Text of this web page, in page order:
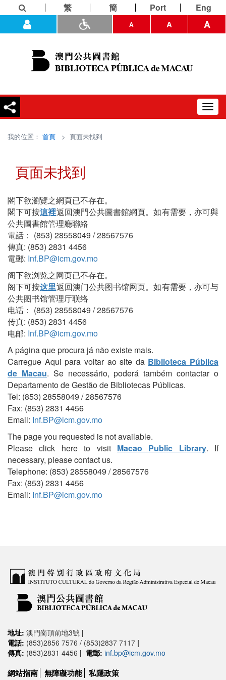
繁 簡 Port Eng
A A A
我的位置： 首頁 > 頁面未找到
頁面未找到
閣下欲瀏覽之網頁已不存在。
閣下可按這裡返回澳門公共圖書館網頁。如有需要，亦可與
公共圖書館管理廳聯絡
電話： (853) 28558049 / 28567576
傳真: (853) 2831 4456
電郵: Inf.BP@icm.gov.mo
阁下欲浏览之网页已不存在。
阁下可按这里返回澳门公共图书馆网页。如有需要，亦可与
公共图书馆管理厅联络
电话： (853) 28558049 / 28567576
传真: (853) 2831 4456
电邮: Inf.BP@icm.gov.mo
A página que procura já não existe mais.
Carregue Aqui para voltar ao site da Biblioteca Pública
de Macau. Se necessário, poderá também contactar o
Departamento de Gestão de Bibliotecas Públicas.
Tel: (853) 28558049 / 28567576
Fax: (853) 2831 4456
Email: Inf.BP@icm.gov.mo
The page you requested is not available.
Please click here to visit Macao Public Library. If
necessary, please contact us.
Telephone: (853) 28558049 / 28567576
Fax: (853) 2831 4456
Email: Inf.BP@icm.gov.mo
地址: 澳門崗頂前地3號 |
電話: (853)2856 7576 / (853)2837 7117 |
傳真: (853)2831 4456 | 電郵: inf.bp@icm.gov.mo
網站指南 無障礙功能 私隱政策